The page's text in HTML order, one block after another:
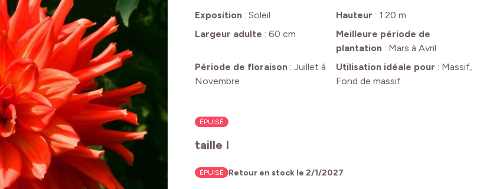
Exposition: Soleil Hauteur : 1.20 m
Largeur adulte : 60 cm
Meilleure période de
plantation: Mars à Avril
Période de floraison: Juillet à
Novembre
Utilisation idéale pour : Massif,
Fond de massif
ÉPUISÉ
taille I
ÉPUISÉ Retour en stock le 2/1/2027